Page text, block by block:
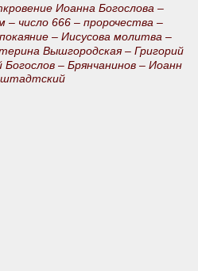
Иоанна Богослова –
– число 666 – пророчества –
покаяние – Иисусова молитва –
Вышгородская – Григорий
– Брянчанинов – Иоанн